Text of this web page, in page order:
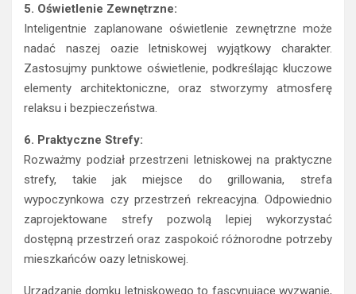
5. Oświetlenie Zewnętrzne:
Inteligentnie zaplanowane oświetlenie zewnętrzne może
nadać naszej oazie letniskowej wyjątkowy charakter.
Zastosujmy punktowe oświetlenie, podkreślając kluczowe
elementy architektoniczne, oraz stworzymy atmosferę
relaksu i bezpieczeństwa.
6. Praktyczne Strefy:
Rozważmy podział przestrzeni letniskowej na praktyczne
strefy, takie jak miejsce do grillowania, strefa
wypoczynkowa czy przestrzeń rekreacyjna. Odpowiednio
zaprojektowane strefy pozwolą lepiej wykorzystać
dostępną przestrzeń oraz zaspokoić różnorodne potrzeby
mieszkańców oazy letniskowej.
Urządzanie domku letniskowego to fascynujące wyzwanie,